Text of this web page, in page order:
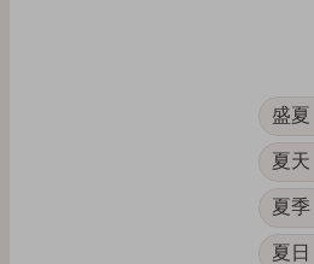
盛夏
夏天
夏季
夏日